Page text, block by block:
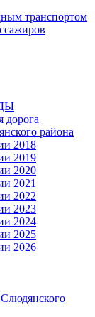
транспортом
дорога
района
2018
2019
2020
2021
2022
2023
2024
2025
2026